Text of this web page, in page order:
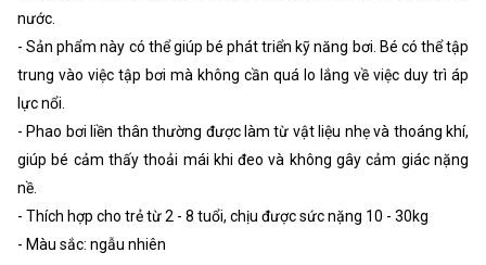
nước.
- Sản phẩm này có thể giúp bé phát triển kỹ năng bơi. Bé có thể tập
trung vào việc tập bơi mà không cần quá lo lắng về việc duy trì áp
lực nổi.
- Phao bơi liền thân thường được làm từ vật liệu nhẹ và thoáng khí,
giúp bé cảm thấy thoải mái khi đeo và không gây cảm giác nặng
nề.
- Thích hợp cho trẻ từ 2 - 8 tuổi, chịu được sức nặng 10 - 30kg
- Màu sắc: ngẫu nhiên